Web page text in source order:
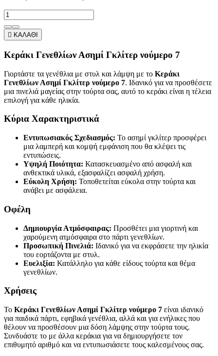
 ΚΑΛΑΘΙ
Κεράκι Γενεθλίων Ασημί Γκλίτερ νούμερο 7
Γιορτάστε τα γενέθλια με στυλ και λάμψη με το Κεράκι
Γενεθλίων Ασημί Γκλίτερ νούμερο 7. Ιδανικό για να προσθέσετε
μια πινελιά μαγείας στην τούρτα σας, αυτό το κεράκι είναι η τέλεια
επιλογή για κάθε ηλικία.
Κύρια Χαρακτηριστικά
Εντυπωσιακός Σχεδιασμός: Το ασημί γκλίτερ προσφέρει
μια λαμπερή και κομψή εμφάνιση που θα κλέψει τις
εντυπώσεις.
Υψηλή Ποιότητα: Κατασκευασμένο από ασφαλή και
ανθεκτικά υλικά, εξασφαλίζει ασφαλή χρήση.
Εύκολη Χρήση: Τοποθετείται εύκολα στην τούρτα και
ανάβει με ασφάλεια.
Οφέλη
Δημιουργία Ατμόσφαιρας: Προσθέτει μια γιορτινή και
χαρούμενη ατμόσφαιρα στο πάρτι γενεθλίων.
Προσωπική Πινελιά: Ιδανικό για να εκφράσετε την ηλικία
του εορτάζοντα με στυλ.
Ευελιξία: Κατάλληλο για κάθε είδους τούρτα και θέμα
γενεθλίων.
Χρήσεις
Το Κεράκι Γενεθλίων Ασημί Γκλίτερ νούμερο 7 είναι ιδανικό
για παιδικά πάρτι, εφηβικά γενέθλια, αλλά και για ενήλικες που
θέλουν να προσθέσουν μια δόση λάμψης στην τούρτα τους.
Συνδυάστε το με άλλα κεράκια για να δημιουργήσετε τον
επιθυμητό αριθμό και να εντυπωσιάσετε τους καλεσμένους σας.